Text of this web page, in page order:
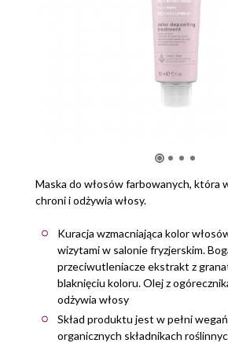
Maska do włosów farbowanych, która
chroni i odżywia włosy.
Kuracja wzmacniająca kolor
wizytami w salonie fryzjerskim.
przeciwutleniacze ekstrakt z
blaknięciu koloru. Olej z
odżywia włosy
Skład produktu jest w pełni
organicznych składnikach